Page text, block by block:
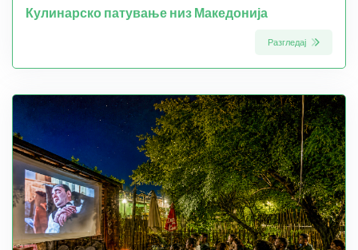
Кулинарско патување низ Македонија
Разгледај